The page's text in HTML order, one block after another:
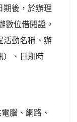
期後，於辦理
數位借閱證。
活動名稱、辦
）、日期時
腦、網路、